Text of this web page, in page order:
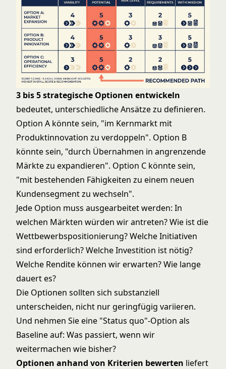
3 bis 5 strategische Optionen entwickeln
bedeutet, unterschiedliche Ansätze zu definieren.
Option A könnte sein, "im Kernmarkt mit
Produktinnovation zu verdoppeln". Option B
könnte sein, "durch Übernahmen in angrenzende
Märkte zu expandieren". Option C könnte sein,
"mit bestehenden Fähigkeiten zu einem neuen
Kundensegment zu wechseln".
Jede Option muss ausgearbeitet werden: In
welchen Märkten würden wir antreten? Wie ist die
Wettbewerbspositionierung? Welche Initiativen
sind erforderlich? Welche Investition ist nötig?
Welche Rendite können wir erwarten? Wie lange
dauert es?
Die Optionen sollten sich substanziell
unterscheiden, nicht nur geringfügig variieren.
Und nehmen Sie eine "Status quo"-Option als
Baseline auf: Was passiert, wenn wir
weitermachen wie bisher?
Optionen anhand von Kriterien bewerten liefert